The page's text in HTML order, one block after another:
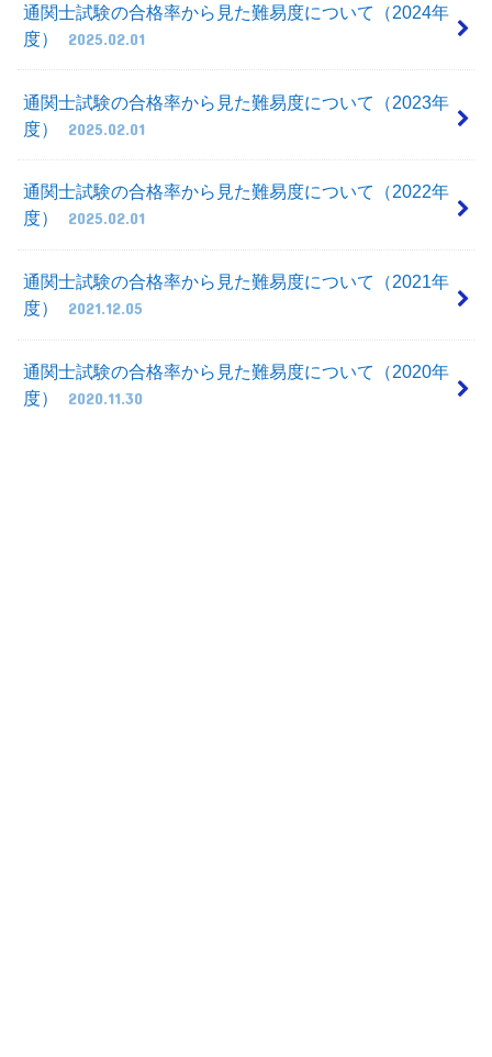
通関士試験の合格率から見た難易度について（2024年
度）
2025.02.01
通関士試験の合格率から見た難易度について（2023年
度）
2025.02.01
通関士試験の合格率から見た難易度について（2022年
度）
2025.02.01
通関士試験の合格率から見た難易度について（2021年
度）
2021.12.05
通関士試験の合格率から見た難易度について（2020年
度）
2020.11.30